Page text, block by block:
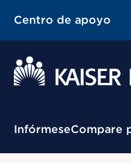
Centro de apoyo
Menú contextual
InfórmeseCompare